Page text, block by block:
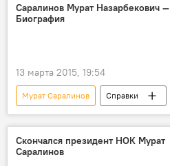
Саралинов Мурат Назарбекович —
Биография
13 марта 2015, 19:54
Мурат Саралинов Справки
Скончался президент НОК Мурат
Саралинов